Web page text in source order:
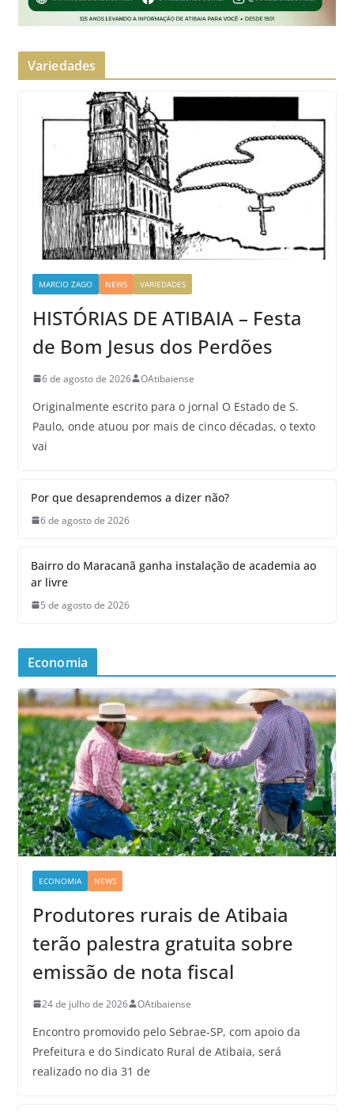
Variedades
MARCIO ZAGO NEWS VARIEDADES
HISTÓRIAS DE ATIBAIA – Festa
de Bom Jesus dos Perdões
6 de agosto de 2026 OAtibaiense
Originalmente escrito para o jornal O Estado de S.
Paulo, onde atuou por mais de cinco décadas, o texto
vai
Por que desaprendemos a dizer não?
6 de agosto de 2026
Bairro do Maracanã ganha instalação de academia ao
ar livre
5 de agosto de 2026
Economia
ECONOMIA NEWS
Produtores rurais de Atibaia
terão palestra gratuita sobre
emissão de nota fiscal
24 de julho de 2026 OAtibaiense
Encontro promovido pelo Sebrae-SP, com apoio da
Prefeitura e do Sindicato Rural de Atibaia, será
realizado no dia 31 de